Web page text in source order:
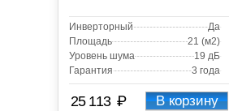
Инверторный
Да
Площадь
21 (м2)
Уровень шума
19 дБ
Гарантия
3 года
25 113 ₽ В корзину